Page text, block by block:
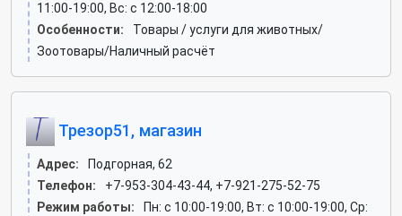
11:00-19:00, Вс: c 12:00-18:00
Особенности:
Товары / услуги для животных/
Зоотовары/Наличный расчёт
Трезор51, магазин
Адрес:
Подгорная, 62
Телефон:
+7-953-304-43-44, +7-921-275-52-75
Режим работы:
Пн: c 10:00-19:00, Вт: c 10:00-19:00, Ср: